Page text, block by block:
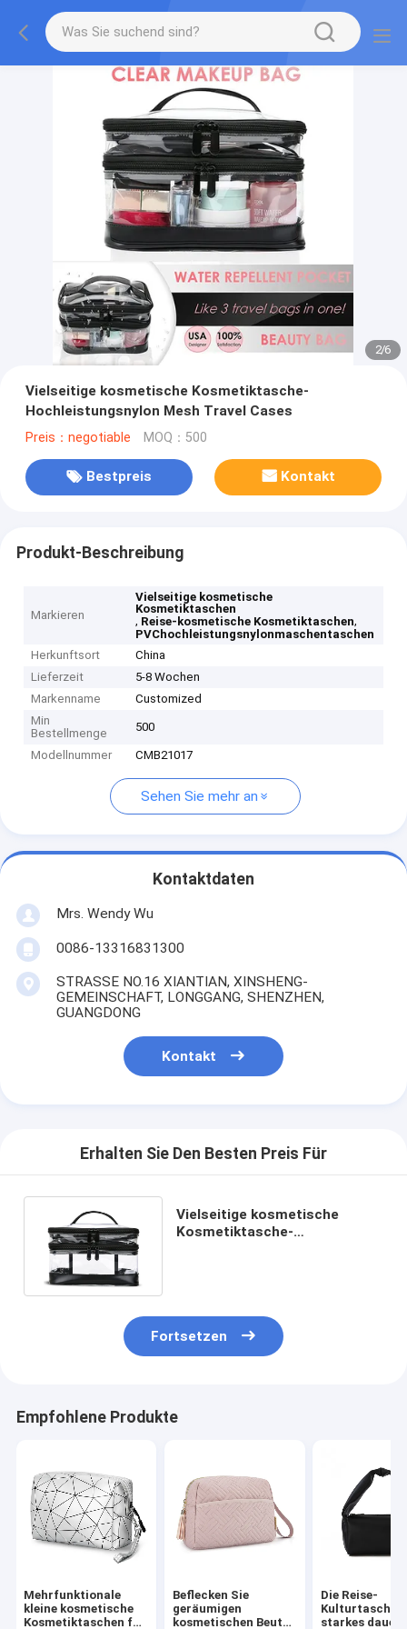
2/6
Vielseitige kosmetische Kosmetiktasche-
Hochleistungsnylon Mesh Travel Cases
Preis：negotiable MOQ：500
Bestpreis Kontakt
Produkt-Beschreibung
Markieren
Vielseitige kosmetische
Kosmetiktaschen
, Reise-kosmetische Kosmetiktaschen,
PVChochleistungsnylonmaschentaschen
Herkunftsort
China
Lieferzeit
5-8 Wochen
Markenname
Customized
Min
Bestellmenge
500
Modellnummer CMB21017
Sehen Sie mehr an
Kontaktdaten
Mrs. Wendy Wu
0086-13316831300
STRASSE NO.16 XIANTIAN, XINSHENG-
GEMEINSCHAFT, LONGGANG, SHENZHEN,
GUANGDONG
Kontakt
Erhalten Sie Den Besten Preis Für
Vielseitige kosmetische
Kosmetiktasche-
Fortsetzen
Empfohlene Produkte
Mehrfunktionale
kleine kosmetische
Kosmetiktaschen für
Beflecken Sie
geräumigen
kosmetischen Beutel
Die Reise-
Kulturtasche-
starkes